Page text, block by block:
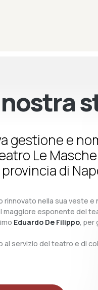
nostra
gestione e
Le
di
rinnovato nella sua veste e
maggiore esponente del
Eduardo De Filippo, per
al servizio del teatro e di